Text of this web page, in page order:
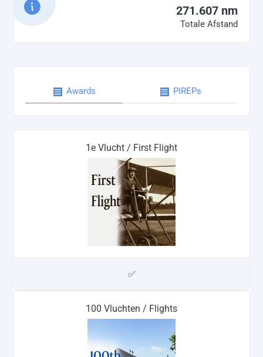
271.607 nm
Totale Afstand
Awards PIREPs
1e Vlucht / First Flight
✅
100 Vluchten / Flights